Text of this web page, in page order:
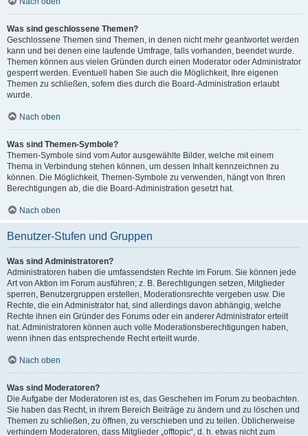
Was sind geschlossene Themen?
Geschlossene Themen sind Themen, in denen nicht mehr geantwortet werden
kann und bei denen eine laufende Umfrage, falls vorhanden, beendet wurde.
Themen können aus vielen Gründen durch einen Moderator oder Administrator
gesperrt werden. Eventuell haben Sie auch die Möglichkeit, Ihre eigenen
Themen zu schließen, sofern dies durch die Board-Administration erlaubt
wurde.
Nach oben
Was sind Themen-Symbole?
Themen-Symbole sind vom Autor ausgewählte Bilder, welche mit einem
Thema in Verbindung stehen können, um dessen Inhalt kennzeichnen zu
können. Die Möglichkeit, Themen-Symbole zu verwenden, hängt von Ihren
Berechtigungen ab, die die Board-Administration gesetzt hat.
Nach oben
Benutzer-Stufen und Gruppen
Was sind Administratoren?
Administratoren haben die umfassendsten Rechte im Forum. Sie können jede
Art von Aktion im Forum ausführen; z. B. Berechtigungen setzen, Mitglieder
sperren, Benutzergruppen erstellen, Moderationsrechte vergeben usw. Die
Rechte, die ein Administrator hat, sind allerdings davon abhängig, welche
Rechte ihnen ein Gründer des Forums oder ein anderer Administrator erteilt
hat. Administratoren können auch volle Moderationsberechtigungen haben,
wenn ihnen das entsprechende Recht erteilt wurde.
Nach oben
Was sind Moderatoren?
Die Aufgabe der Moderatoren ist es, das Geschehen im Forum zu beobachten.
Sie haben das Recht, in ihrem Bereich Beiträge zu ändern und zu löschen und
Themen zu schließen, zu öffnen, zu verschieben und zu teilen. Üblicherweise
verhindern Moderatoren, dass Mitglieder „offtopic“, d. h. etwas nicht zum